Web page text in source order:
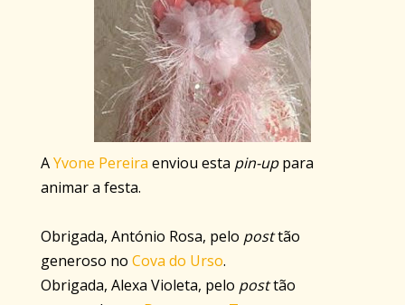
AYvone Pereira enviou esta pin-uppara
animar a festa.
Obrigada, António Rosa, pelo posttão
generoso no Cova do Urso.
Obrigada, Alexa Violeta, pelo posttão